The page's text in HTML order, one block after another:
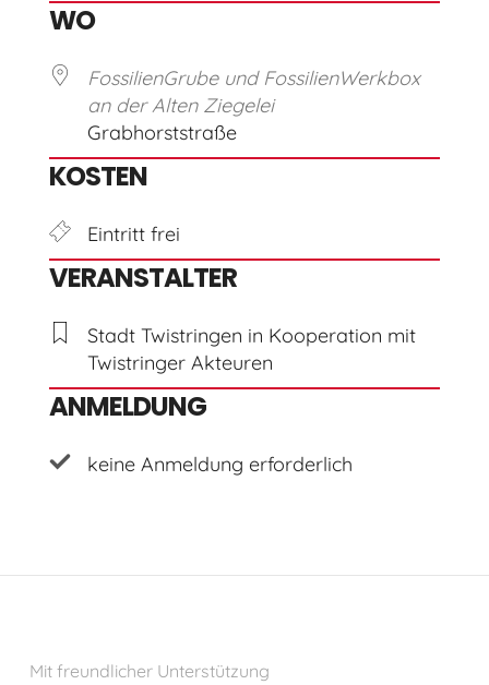
WO
FossilienGrube und FossilienWerkbox
an der Alten Ziegelei
Grabhorststraße
KOSTEN
Eintritt frei
VERANSTALTER
Stadt Twistringen in Kooperation mit
Twistringer Akteuren
ANMELDUNG
keine Anmeldung erforderlich
Mit freundlicher Unterstützung